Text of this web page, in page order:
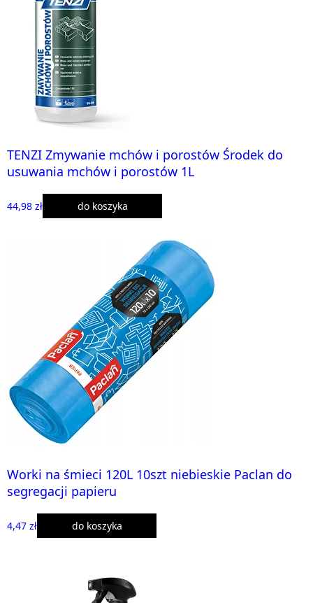
TENZI Zmywanie mchów i porostów Środek do
usuwania mchów i porostów 1L
44,98 zł do koszyka
Worki na śmieci 120L 10szt niebieskie Paclan do
segregacji papieru
4,47 zł do koszyka